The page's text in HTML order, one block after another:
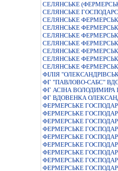
СЕЛЯНСЬКЕ
СЕЛЯНСЬКЕ
СЕЛЯНСЬКЕ
СЕЛЯНСЬКЕ
СЕЛЯНСЬКЕ
СЕЛЯНСЬКЕ
СЕЛЯНСЬКЕ
СЕЛЯНСЬКЕ
СЕЛЯНСЬКЕ
ФIЛIЯ
ФГ "ПАВЛОВО-САБС"
ФГ АСІНА ВОЛОДИМИРА
ФГ ВДОВЕНКА
ФЕРМЕРСЬКЕ
ФЕРМЕРСЬКЕ
ФЕРМЕРСЬКЕ
ФЕРМЕРСЬКЕ
ФЕРМЕРСЬКЕ
ФЕРМЕРСЬКЕ
ФЕРМЕРСЬКЕ
ФЕРМЕРСЬКЕ
ФЕРМЕРСЬКЕ